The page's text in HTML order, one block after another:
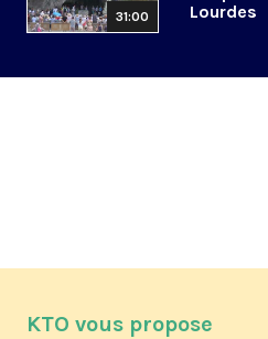
31:00
Lourdes
KTO vous propose